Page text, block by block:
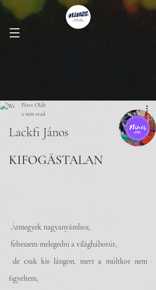
Péter Oláh
2 min read
Lackfi János
KIFOGÁSTALAN
Átmegyek nagyanyámhoz,
felteszem melegedni a világháborút,
de csak kis lángon, mert a múltkor nem
figyeltem,